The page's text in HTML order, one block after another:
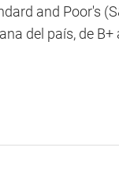
and Poor's
del país, de B+